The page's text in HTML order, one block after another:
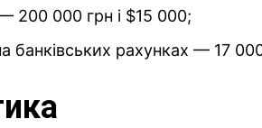
— 200 000 грн і $15 000;
банківських рахунках — 17